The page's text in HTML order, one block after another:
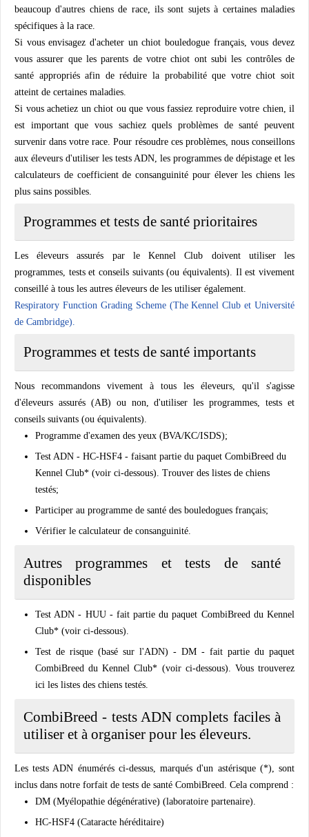
beaucoup d'autres chiens de race, ils sont sujets à certaines maladies
spécifiques à la race.
Si vous envisagez d'acheter un chiot bouledogue français, vous devez
vous assurer que les parents de votre chiot ont subi les contrôles de
santé appropriés afin de réduire la probabilité que votre chiot soit
atteint de certaines maladies.
Si vous achetiez un chiot ou que vous fassiez reproduire votre chien, il
est important que vous sachiez quels problèmes de santé peuvent
survenir dans votre race. Pour résoudre ces problèmes, nous conseillons
aux éleveurs d'utiliser les tests ADN, les programmes de dépistage et les
calculateurs de coefficient de consanguinité pour élever les chiens les
plus sains possibles.
Programmes et tests de santé prioritaires
Les éleveurs assurés par le Kennel Club doivent utiliser les
programmes, tests et conseils suivants (ou équivalents). Il est vivement
conseillé à tous les autres éleveurs de les utiliser également.
Respiratory Function Grading Scheme (The Kennel Club et Université
de Cambridge).
Programmes et tests de santé importants
Nous recommandons vivement à tous les éleveurs, qu'il s'agisse
d'éleveurs assurés (AB) ou non, d'utiliser les programmes, tests et
conseils suivants (ou équivalents).
Programme d'examen des yeux (BVA/KC/ISDS);
Test ADN - HC-HSF4 - faisant partie du paquet CombiBreed du
Kennel Club* (voir ci-dessous). Trouver des listes de chiens
testés;
Participer au programme de santé des bouledogues français;
Vérifier le calculateur de consanguinité.
Autres programmes et tests de santé
disponibles
Test ADN - HUU - fait partie du paquet CombiBreed du Kennel
Club* (voir ci-dessous).
Test de risque (basé sur l'ADN) - DM - fait partie du paquet
CombiBreed du Kennel Club* (voir ci-dessous). Vous trouverez
ici les listes des chiens testés.
CombiBreed - tests ADN complets faciles à
utiliser et à organiser pour les éleveurs.
Les tests ADN énumérés ci-dessus, marqués d'un astérisque (*), sont
inclus dans notre forfait de tests de santé CombiBreed. Cela comprend :
DM (Myélopathie dégénérative) (laboratoire partenaire).
HC-HSF4 (Cataracte héréditaire)